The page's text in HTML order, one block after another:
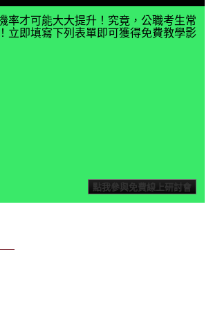
率才可能大大提升！究竟，公職考生常
立即填寫下列表單即可獲得免費教學影